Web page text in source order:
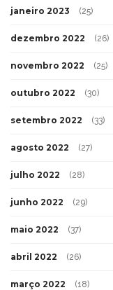
janeiro 2023 (25)
dezembro 2022 (26)
novembro 2022 (25)
outubro 2022 (30)
setembro 2022 (33)
agosto 2022 (27)
julho 2022 (28)
junho 2022 (29)
maio 2022 (37)
abril 2022 (26)
março 2022 (18)